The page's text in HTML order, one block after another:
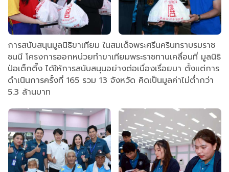
การสนับสนุนมูลนิธิขาเทียม ในสมเด็จพระศรีนครินทราบรมราช
ชนนี โครงการออกหน่วยทำขาเทียมพระราชทานเคลื่อนที่ มูลนิธิ
ป่อเต็กตึ๊ง ได้ให้การสนับสนุนอย่างต่อเนื่องเรื่อยมา ตั้งแต่การ
ดำเนินการครั้งที่ 165 รวม 13 จังหวัด คิดเป็นมูลค่าไม่ต่ำกว่า
5.3 ล้านบาท